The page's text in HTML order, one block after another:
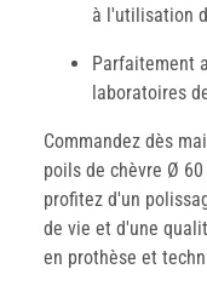
à l'utilisation
Parfaitement
laboratoires
Commandez dès
poils de chèvre Ø
profitez d'un
de vie et d'une
en prothèse et